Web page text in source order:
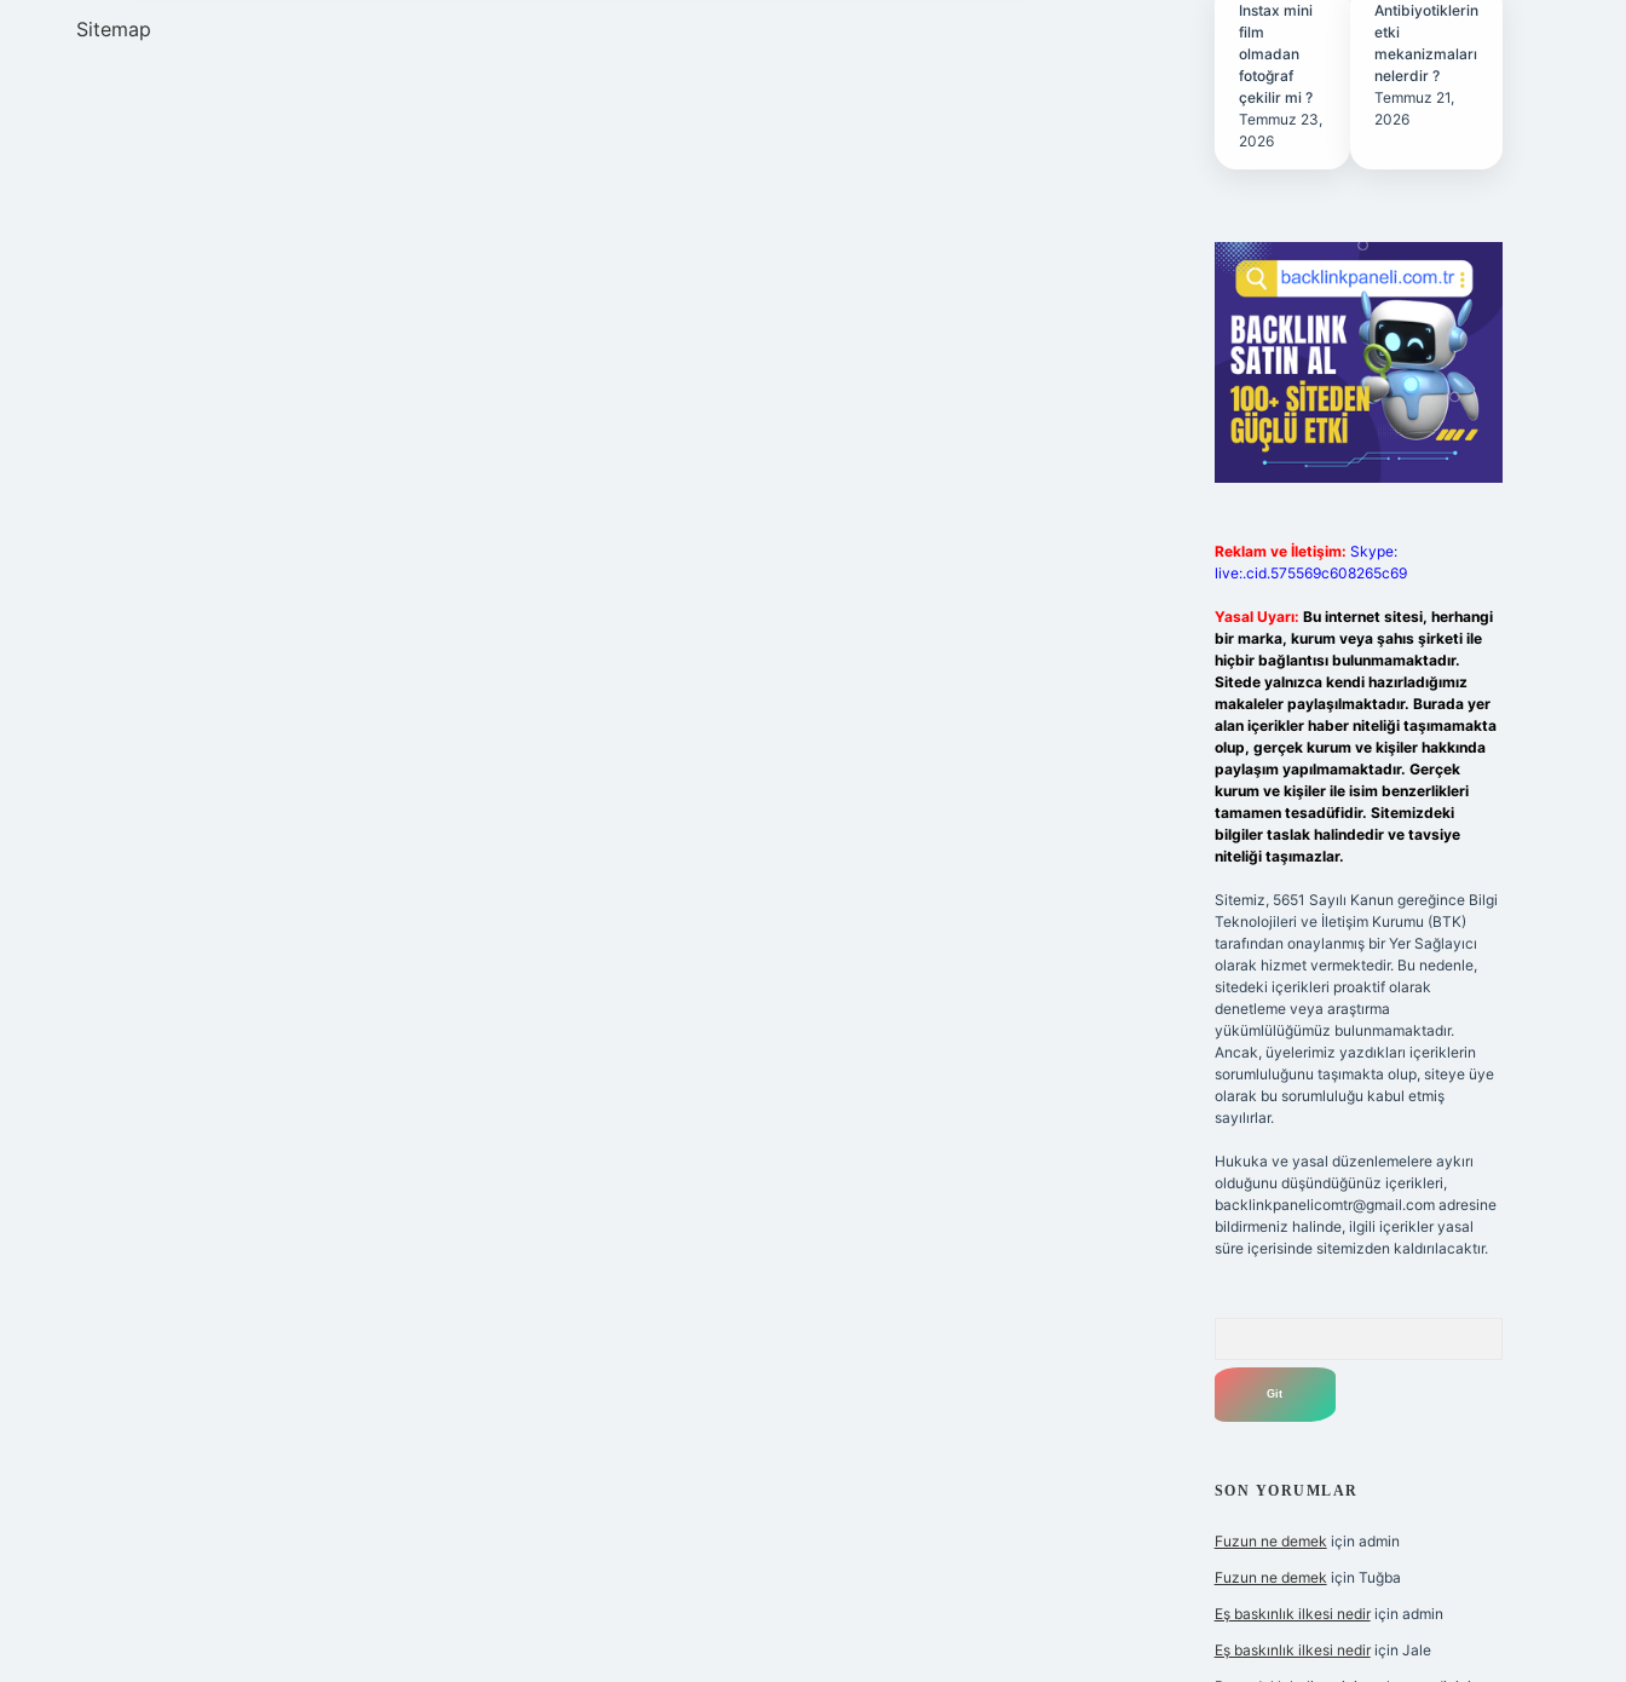
Sitemap
Instax mini
film
olmadan
fotoğraf
çekilir mi ?
Temmuz 23,
2026
Antibiyotiklerin
etki
mekanizmaları
nelerdir ?
Temmuz 21,
2026
Reklam ve İletişim: Skype:
live:.cid.575569c608265c69
Yasal Uyarı: Bu internet sitesi, herhangi
bir marka, kurum veya şahıs şirketi ile
hiçbir bağlantısı bulunmamaktadır.
Sitede yalnızca kendi hazırladığımız
makaleler paylaşılmaktadır. Burada yer
alan içerikler haber niteliği taşımamakta
olup, gerçek kurum ve kişiler hakkında
paylaşım yapılmamaktadır. Gerçek
kurum ve kişiler ile isim benzerlikleri
tamamen tesadüfidir. Sitemizdeki
bilgiler taslak halindedir ve tavsiye
niteliği taşımazlar.
Sitemiz, 5651 Sayılı Kanun gereğince Bilgi
Teknolojileri ve İletişim Kurumu (BTK)
tarafından onaylanmış bir Yer Sağlayıcı
olarak hizmet vermektedir. Bu nedenle,
sitedeki içerikleri proaktif olarak
denetleme veya araştırma
yükümlülüğümüz bulunmamaktadır.
Ancak, üyelerimiz yazdıkları içeriklerin
sorumluluğunu taşımakta olup, siteye üye
olarak bu sorumluluğu kabul etmiş
sayılırlar.
Hukuka ve yasal düzenlemelere aykırı
olduğunu düşündüğünüz içerikleri,
backlinkpanelicomtr@gmail.comadresine
bildirmeniz halinde, ilgili içerikler yasal
süre içerisinde sitemizden kaldırılacaktır.
SON YORUMLAR
Fuzun ne demek için admin
Fuzun ne demek için Tuğba
Eş baskınlık ilkesi nediriçin admin
Eş baskınlık ilkesi nediriçin Jale